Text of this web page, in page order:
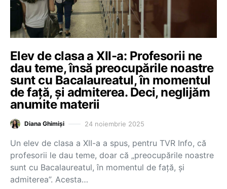
Elev de clasa a XII-a: Profesorii ne
dau teme, însă preocupările noastre
sunt cu Bacalaureatul, în momentul
de față, și admiterea. Deci, neglijăm
anumite materii
Diana Ghimiși 24 noiembrie 2025
Un elev de clasa a XII-a a spus, pentru TVR Info, că
profesorii le dau teme, doar că „preocupările noastre
sunt cu Bacalaureatul, în momentul de față, și
admiterea”. Acesta…